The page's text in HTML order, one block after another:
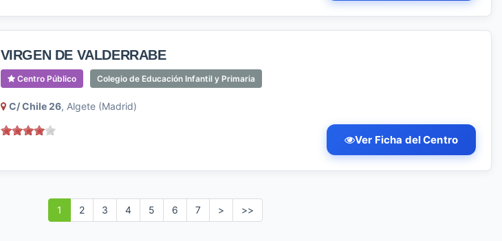
VIRGEN DE VALDERRABE
Centro Público Colegio de Educación Infantil y Primaria
C/ Chile 26, Algete (Madrid)
Ver Ficha del Centro
1 2 3 4 5 6 7 > >>